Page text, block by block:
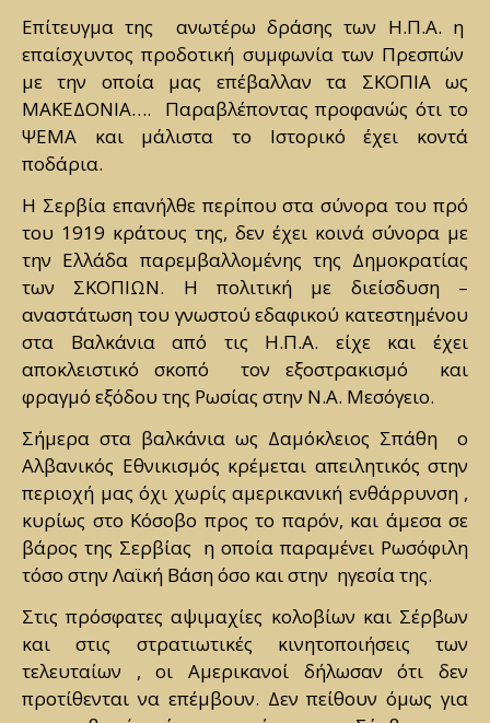
Επίτευγμα της ανωτέρω δράσης των Η.Π.Α. η
επαίσχυντος προδοτική συμφωνία των Πρεσπών
με την οποία μας επέβαλλαν τα ΣΚΟΠΙΑ ως
ΜΑΚΕΔΟΝΙΑ…. Παραβλέποντας προφανώς ότι το
ΨΕΜΑ και μάλιστα το Ιστορικό έχει κοντά
ποδάρια.
Η Σερβία επανήλθε περίπου στα σύνορα του πρό
του 1919 κράτους της, δεν έχει κοινά σύνορα με
την Ελλάδα παρεμβαλλομένης της Δημοκρατίας
των ΣΚΟΠΙΩΝ. Η πολιτική με διείσδυση –
αναστάτωση του γνωστού εδαφικού κατεστημένου
στα Βαλκάνια από τις Η.Π.Α. είχε και έχει
αποκλειστικό σκοπό τον εξοστρακισμό και
φραγμό εξόδου της Ρωσίας στην Ν.Α. Μεσόγειο.
Σήμερα στα βαλκάνια ως Δαμόκλειος Σπάθη ο
Αλβανικός Εθνικισμός κρέμεται απειλητικός στην
περιοχή μας όχι χωρίς αμερικανική ενθάρρυνση ,
κυρίως στο Κόσοβο προς το παρόν, και άμεσα σε
βάρος της Σερβίας η οποία παραμένει Ρωσόφιλη
τόσο στην Λαϊκή Βάση όσο και στην ηγεσία της.
Στις πρόσφατες αψιμαχίες κολοβίων και Σέρβων
και στις στρατιωτικές κινητοποιήσεις των
τελευταίων , οι Αμερικανοί δήλωσαν ότι δεν
προτίθενται να επέμβουν. Δεν πείθουν όμως για